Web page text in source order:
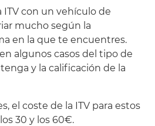
ITV con un vehículo de
mucho según la
en la que te encuentres.
algunos casos del tipo de
y la calificación de la
el coste de la ITV para estos
30 y los 60€.